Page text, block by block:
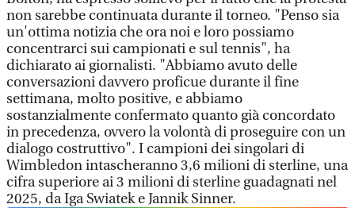
non sarebbe continuata durante il torneo. "Penso sia
un'ottima notizia che ora noi e loro possiamo
concentrarci sui campionati e sul tennis", ha
dichiarato ai giornalisti. "Abbiamo avuto delle
conversazioni davvero proficue durante il fine
settimana, molto positive, e abbiamo
sostanzialmente confermato quanto già concordato
in precedenza, ovvero la volontà di proseguire con un
dialogo costruttivo". I campioni dei singolari di
Wimbledon intascheranno 3,6 milioni di sterline, una
cifra superiore ai 3 milioni di sterline guadagnati nel
2025, da Iga Swiatek e Jannik Sinner.